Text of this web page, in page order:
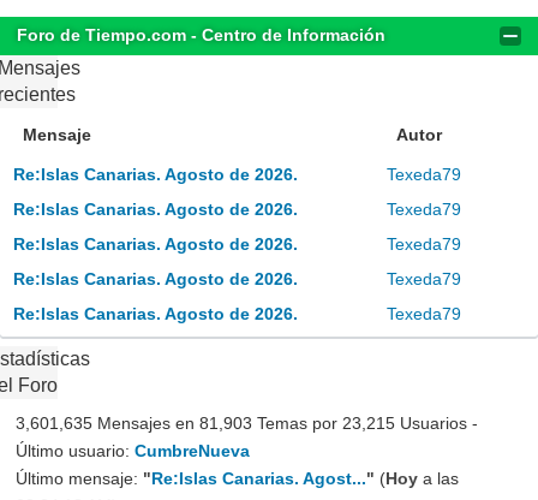
Foro de Tiempo.com - Centro de Información
Mensaje Autor
Re:Islas Canarias. Agosto de 2026.
Texeda79
Re:Islas Canarias. Agosto de 2026.
Texeda79
Re:Islas Canarias. Agosto de 2026.
Texeda79
Re:Islas Canarias. Agosto de 2026.
Texeda79
Re:Islas Canarias. Agosto de 2026.
Texeda79
Foro
3,601,635 Mensajes en 81,903 Temas por 23,215 Usuarios -
Último usuario: CumbreNueva
Último mensaje: "Re:Islas Canarias. Agost..." (Hoy a las